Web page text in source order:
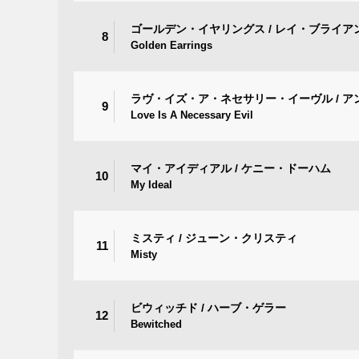
8
ゴールデン・イヤリングス / レイ・ブライア
Golden Earrings
9
ラヴ・イズ・ア・ネセサリー・イーヴル / ア
Love Is A Necessary Evil
10
マイ・アイディアル / ケニー・ドーハム
My Ideal
11
ミスティ / ジューン・クリスティ
Misty
12
ビウィッチド / ハーブ・ゲラー
Bewitched